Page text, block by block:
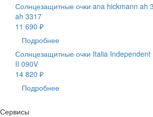
Солнцезащитные очки ana hickmann ah
ah 3317
11 690 ₽
Подробнее
Солнцезащитные очки Italia Independent
II 090V
14 820 ₽
Подробнее
Сервисы